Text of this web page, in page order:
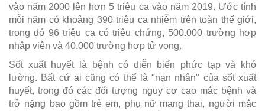
vào năm 2000 lên hơn 5 triệu ca vào năm 2019. Ước tính
mỗi năm có khoảng 390 triệu ca nhiễm trên toàn thế giới,
trong đó 96 triệu ca có triệu chứng, 500.000 trường hợp
nhập viện và 40.000 trường hợp tử vong.
Sốt xuất huyết là bệnh có diễn biến phức tạp và khó
lường. Bất cứ ai cũng có thể là "nạn nhân" của sốt xuất
huyết, trong đó các đối tượng nguy cơ cao mắc bệnh và
trở nặng bao gồm trẻ em, phụ nữ mang thai, người mắc